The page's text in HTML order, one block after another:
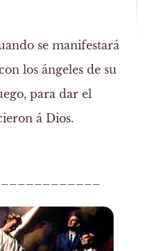
se manifestará
los ángeles de su
, para dar el
á Dios.